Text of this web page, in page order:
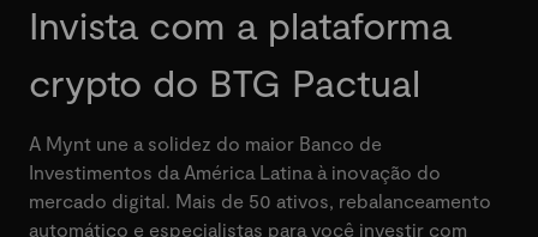
Invista com a plataforma
crypto do BTG Pactual
A Mynt une a solidez do maior Banco de
Investimentos da América Latina à inovação do
mercado digital. Mais de 50 ativos, rebalanceamento
automático e especialistas para você investir com